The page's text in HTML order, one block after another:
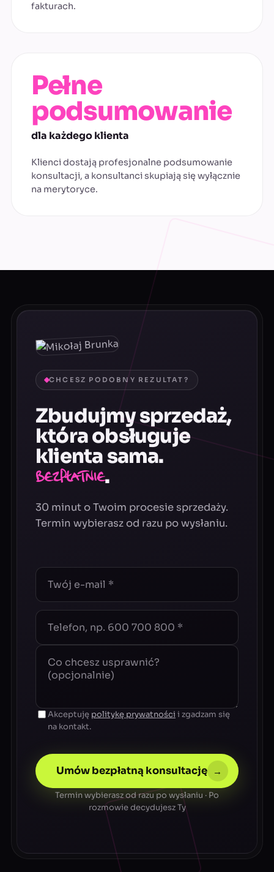
fakturach.
Pełne
podsumowanie
dla każdego klienta
Klienci dostają profesjonalne podsumowanie
konsultacji, a konsultanci skupiają się wyłącznie
na merytoryce.
CHCESZ PODOBNY REZULTAT?
Zbudujmy sprzedaż,
która obsługuje
klienta sama.
Bezpłatnie.
30 minut o Twoim procesie sprzedaży.
Termin wybierasz od razu po wysłaniu.
Akceptuję politykę prywatności i zgadzam się
na kontakt.
Umów bezpłatną konsultację →
Termin wybierasz od razu po wysłaniu · Po
rozmowie decydujesz Ty